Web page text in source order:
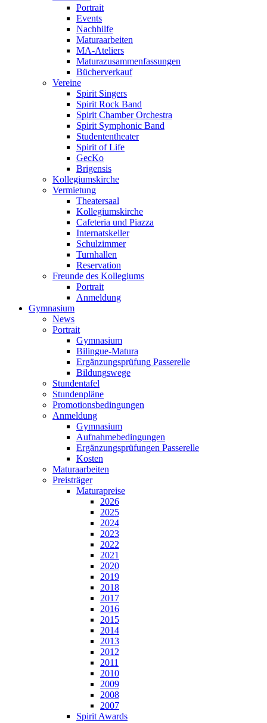
Portrait
Events
Nachhilfe
Maturaarbeiten
MA-Ateliers
Maturazusammenfassungen
Bücherverkauf
Vereine
Spirit Singers
Spirit Rock Band
Spirit Chamber Orchestra
Spirit Symphonic Band
Studententheater
Spirit of Life
GecKo
Brigensis
Kollegiumskirche
Vermietung
Theatersaal
Kollegiumskirche
Cafeteria und Piazza
Internatskeller
Schulzimmer
Turnhallen
Reservation
Freunde des Kollegiums
Portrait
Anmeldung
Gymnasium
News
Portrait
Gymnasium
Bilingue-Matura
Ergänzungsprüfung Passerelle
Bildungswege
Stundentafel
Stundenpläne
Promotionsbedingungen
Anmeldung
Gymnasium
Aufnahmebedingungen
Ergänzungsprüfungen Passerelle
Kosten
Maturaarbeiten
Preisträger
Maturapreise
2026
2025
2024
2023
2022
2021
2020
2019
2018
2017
2016
2015
2014
2013
2012
2011
2010
2009
2008
2007
Spirit Awards